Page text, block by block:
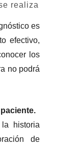
realiza
es
efectivo,
los
no podrá
historia
de